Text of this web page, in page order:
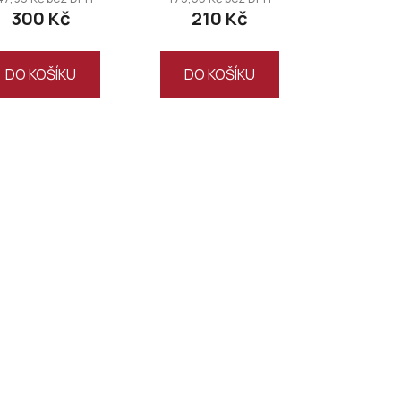
300 Kč
DO KOŠÍKU
210 Kč
DO KOŠÍKU